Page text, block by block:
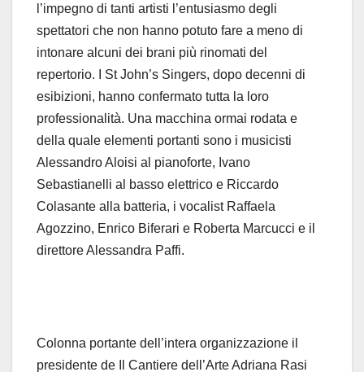
l’impegno di tanti artisti l’entusiasmo degli
spettatori che non hanno potuto fare a meno di
intonare alcuni dei brani più rinomati del
repertorio. I St John’s Singers, dopo decenni di
esibizioni, hanno confermato tutta la loro
professionalità. Una macchina ormai rodata e
della quale elementi portanti sono i musicisti
Alessandro Aloisi al pianoforte, Ivano
Sebastianelli al basso elettrico e Riccardo
Colasante alla batteria, i vocalist Raffaela
Agozzino, Enrico Biferari e Roberta Marcucci e il
direttore Alessandra Paffi.
Colonna portante dell’intera organizzazione il
presidente de Il Cantiere dell’Arte Adriana Rasi